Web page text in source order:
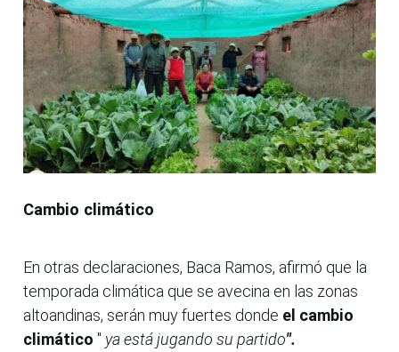
Cambio climático
En otras declaraciones, Baca Ramos, afirmó que la
temporada climática que se avecina en las zonas
altoandinas, serán muy fuertes donde el cambio
climático " ya está jugando su partido".